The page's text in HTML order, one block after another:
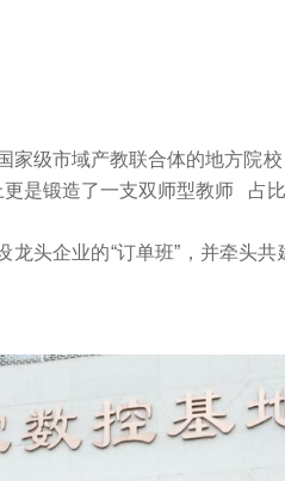
家级市域产教联合体的地方院
是锻造了一支双师型教师 占
头企业的“订单班”，并牵头